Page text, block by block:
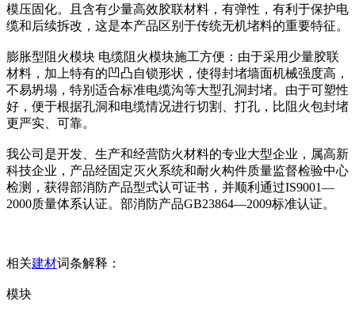
模压固化。且含有少量高效胶联材料，有弹性，有利于保护电
缆和后续拆改，这是本产品区别于传统无机堵料的重要特征。
膨胀型阻火模块 电缆阻火模块施工方便：由于采用少量胶联
材料，加上特有的凹凸自锁形状，使得封堵墙面机械强度高，
不易坍塌，特别适合标准电缆沟等大型孔洞封堵。由于可塑性
好，便于根据孔洞和电缆情况进行切割、打孔，比阻火包封堵
更严实、可靠。
我公司是开发、生产和经营防火材料的专业大型企业，属高新
科技企业，产品经固定灭火系统和耐火构件质量监督检验中心
检测，获得部消防产品型式认可证书，并顺利通过IS9001—
2000质量体系认证。部消防产品GB23864—2009标准认证。
相关建材词条解释：
模块